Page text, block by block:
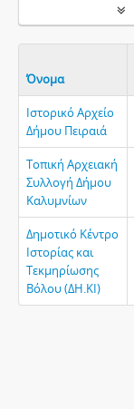
Όνομα
Ιστορικό Αρχείο
Δήμου Πειραιά
Τοπική Αρχειακή
Συλλογή Δήμου
Καλυμνίων
Δημοτικό Κέντρο
Ιστορίας και
Τεκμηρίωσης
Βόλου (ΔΗ.ΚΙ)